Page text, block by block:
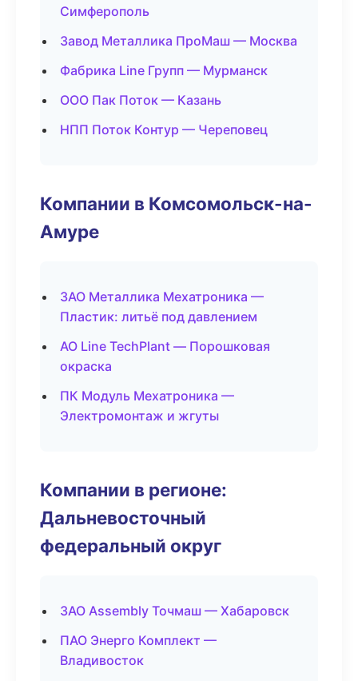
Симферополь
Завод Металлика ПроМаш — Москва
Фабрика Line Групп — Мурманск
ООО Пак Поток — Казань
НПП Поток Контур — Череповец
Компании в Комсомольск-на-
Амуре
ЗАО Металлика Мехатроника —
Пластик: литьё под давлением
АО Line TechPlant — Порошковая
окраска
ПК Модуль Мехатроника —
Электромонтаж и жгуты
Компании в регионе:
Дальневосточный
федеральный округ
ЗАО Assembly Точмаш — Хабаровск
ПАО Энерго Комплект —
Владивосток